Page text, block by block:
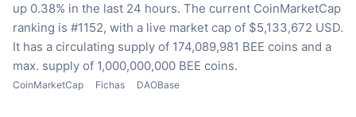
up 0.38% in the last 24 hours. The current CoinMarketCap
ranking is #1152, with a live market cap of $5,133,672 USD.
It has a circulating supply of 174,089,981 BEE coins and a
max. supply of 1,000,000,000 BEE coins.
CoinMarketCap Fichas DAOBase